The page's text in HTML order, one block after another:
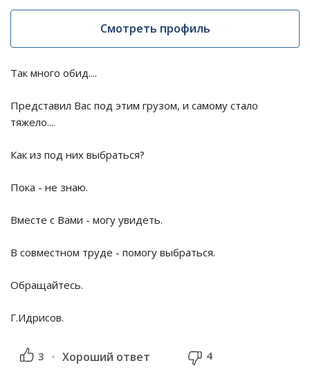
Смотреть профиль
Так много обид....
Представил Вас под этим грузом, и самому стало
тяжело....
Как из под них выбраться?
Пока - не знаю.
Вместе с Вами - могу увидеть.
В совместном труде - помогу выбраться.
Обращайтесь.
Г.Идрисов.
3 Хороший ответ 4